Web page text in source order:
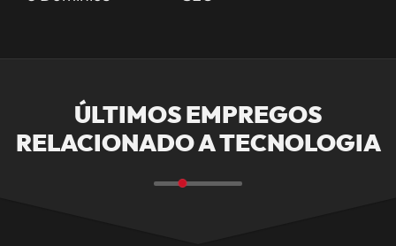
ÚLTIMOS EMPREGOS
RELACIONADO A TECNOLOGIA